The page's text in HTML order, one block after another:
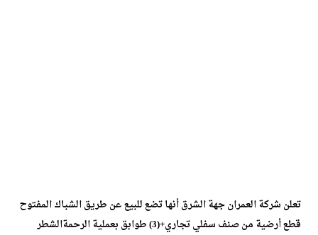
تعلن شركة العمران جهة الشرق أنها تضع للبيع عن طريق الشباك المفتوح
قطع أرضية من صنف سفلي تجاري+(3) طوابق بعملية الرحمة الشطر